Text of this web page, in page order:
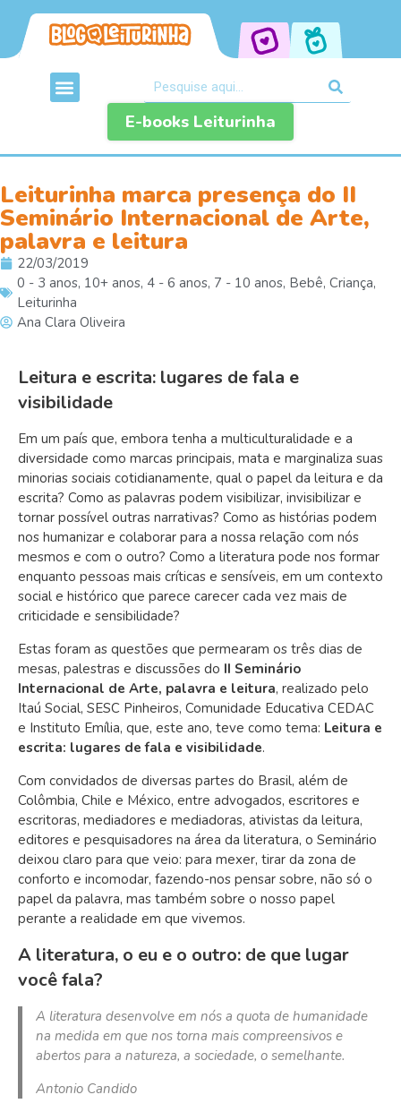
E-books Leiturinha
Leiturinha marca presença do II
Seminário Internacional de Arte,
palavra e leitura
22/03/2019
0 - 3 anos, 10+ anos, 4 - 6 anos, 7 - 10 anos, Bebê, Criança,
Leiturinha
Ana Clara Oliveira
Leitura e escrita: lugares de fala e
visibilidade
Em um país que, embora tenha a multiculturalidade e a
diversidade como marcas principais, mata e marginaliza suas
minorias sociais cotidianamente, qual o papel da leitura e da
escrita? Como as palavras podem visibilizar, invisibilizar e
tornar possível outras narrativas? Como as histórias podem
nos humanizar e colaborar para a nossa relação com nós
mesmos e com o outro? Como a literatura pode nos formar
enquanto pessoas mais críticas e sensíveis, em um contexto
social e histórico que parece carecer cada vez mais de
criticidade e sensibilidade?
Estas foram as questões que permearam os três dias de
mesas, palestras e discussões do II Seminário
Internacional de Arte, palavra e leitura, realizado pelo
Itaú Social, SESC Pinheiros, Comunidade Educativa CEDAC
e Instituto Emília, que, este ano, teve como tema: Leitura e
escrita: lugares de fala e visibilidade.
Com convidados de diversas partes do Brasil, além de
Colômbia, Chile e México, entre advogados, escritores e
escritoras, mediadores e mediadoras, ativistas da leitura,
editores e pesquisadores na área da literatura, o Seminário
deixou claro para que veio: para mexer, tirar da zona de
conforto e incomodar, fazendo-nos pensar sobre, não só o
papel da palavra, mas também sobre o nosso papel
perante a realidade em que vivemos.
A literatura, o eu e o outro: de que lugar
você fala?
A literatura desenvolve em nós a quota de humanidade
na medida em que nos torna mais compreensivos e
abertos para a natureza, a sociedade, o semelhante.
Antonio Candido